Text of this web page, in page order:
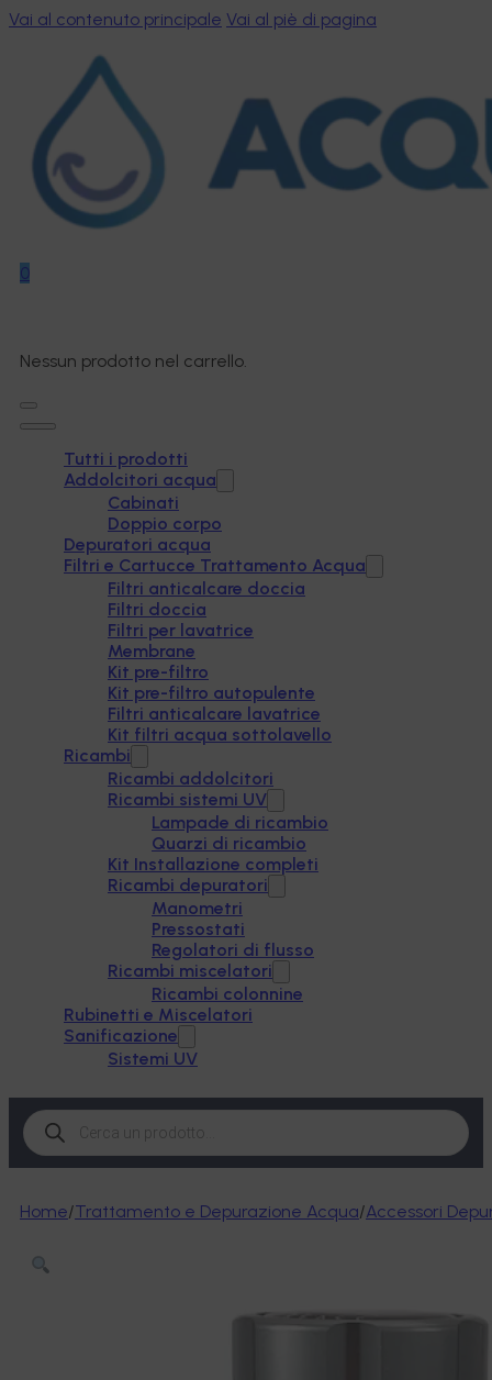
Vai al contenuto principale Vai al piè di pagina
0
Nessun prodotto nel carrello.
Tutti i prodotti
Addolcitori acqua
Cabinati
Doppio corpo
Depuratori acqua
Filtri e Cartucce Trattamento Acqua
Filtri anticalcare doccia
Filtri doccia
Filtri per lavatrice
Membrane
Kit pre-filtro
Kit pre-filtro autopulente
Filtri anticalcare lavatrice
Kit filtri acqua sottolavello
Ricambi
Ricambi addolcitori
Ricambi sistemi UV
Lampade di ricambio
Quarzi di ricambio
Kit Installazione completi
Ricambi depuratori
Manometri
Pressostati
Regolatori di flusso
Ricambi miscelatori
Ricambi colonnine
Rubinetti e Miscelatori
Sanificazione
Sistemi UV
Products
search
Home/Trattamento e Depurazione Acqua/Accessori